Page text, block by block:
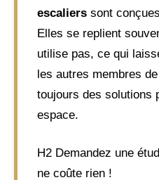
escaliers sont
Elles se replient
utilise pas, ce qui
les autres membres
toujours des solutions
espace.
H2 Demandez une
ne coûte rien !